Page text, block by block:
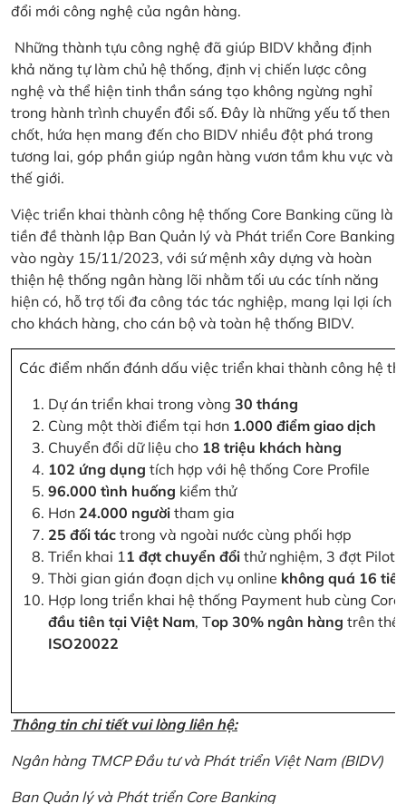
đổi mới công nghệ của ngân hàng.
Những thành tựu công nghệ đã giúp BIDV khẳng định
khả năng tự làm chủ hệ thống, định vị chiến lược công
nghệ và thể hiện tinh thần sáng tạo không ngừng nghỉ
trong hành trình chuyển đổi số. Đây là những yếu tố then
chốt, hứa hẹn mang đến cho BIDV nhiều đột phá trong
tương lai, góp phần giúp ngân hàng vươn tầm khu vực và
thế giới.
Việc triển khai thành công hệ thống Core Banking cũng là
tiền đề thành lập Ban Quản lý và Phát triển Core Banking
vào ngày 15/11/2023, với sứ mệnh xây dựng và hoàn
thiện hệ thống ngân hàng lõi nhằm tối ưu các tính năng
hiện có, hỗ trợ tối đa công tác tác nghiệp, mang lại lợi ích
cho khách hàng, cho cán bộ và toàn hệ thống BIDV.
Các điểm nhấn đánh dấu việc triển khai thành công hệ
Dự án triển khai trong vòng 30 tháng
Cùng một thời điểm tại hơn 1.000 điểm giao dịch
Chuyển đổi dữ liệu cho 18 triệu khách hàng
102 ứng dụng tích hợp với hệ thống Core Profile
96.000 tình huống kiểm thử
Hơn 24.000 người tham gia
25 đối tác trong và ngoài nước cùng phối hợp
Triển khai 11 đợt chuyển đổi thử nghiệm, 3 đợt Pilot
Thời gian gián đoạn dịch vụ online không quá 16
Hợp long triển khai hệ thống Payment hub cùng
đầu tiên tại Việt Nam, Top 30% ngân hàng trên thế
ISO20022
Thông tin chi tiết vui lòng liên hệ:
Ngân hàng TMCP Đầu tư và Phát triển Việt Nam (BIDV)
Ban Quản lý và Phát triển Core Banking